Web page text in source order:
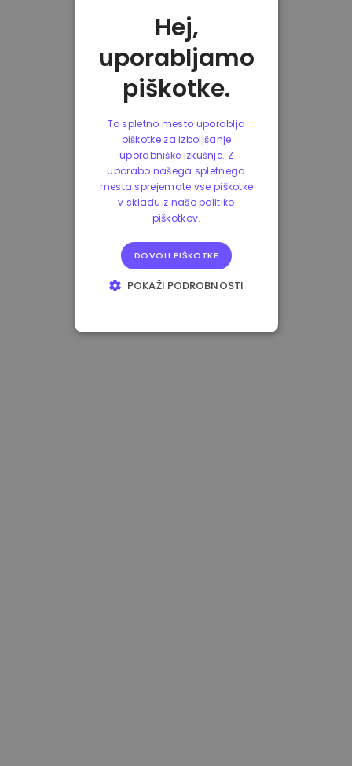
Hej,
uporabljamo
piškotke.
To spletno mesto uporablja
piškotke za izboljšanje
uporabniške izkušnje. Z
uporabo našega spletnega
mesta sprejemate vse piškotke
v skladu z našo politiko
piškotkov.
DOVOLI PIŠKOTKE
POKAŽI PODROBNOSTI